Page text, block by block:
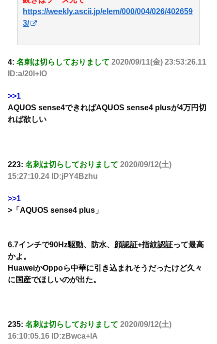
https://weekly.ascii.jp/elem/000/004/026/402659
3/
4: 名刺は切らしておりまして 2020/09/11(金) 23:53:26.11
ID:a/20l+IO
>>1
AQUOS sense4できればAQUOS sense4 plusが4万円切
れば欲しい
223: 名刺は切らしておりまして 2020/09/12(土)
15:27:10.24 ID:jPY4Bzhu
>>1
>「AQUOS sense4 plus」
6.7インチで90Hz駆動、防水、顔認証+指紋認証って最高
かよ。
HuaweiかOppoら中華に引き込まれそうだったけど久々
に国産でほしいのが出た。
235: 名刺は切らしておりまして 2020/09/12(土)
16:10:05.16 ID:zBwca+lA